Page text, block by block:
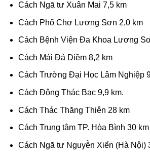
Cách Ngā tư Xuân Mai 7,5 km
Cách Phố Chợ Lương Sơn 2,0 km
Cách Bệnh Viện Đa Khoa Lương
Cách Mái Đả Diềm 8,2 km
Cách Trường Đại Học Lâm Nghiệp
Cách Động Thác Bạc 9,9 km.
Cách Thác Thăng Thiên 28 km
Cách Trung tâm TP. Hòa Bình 30 km
Cách Ngā tư Nguyễn Xiển (Hà Nội)